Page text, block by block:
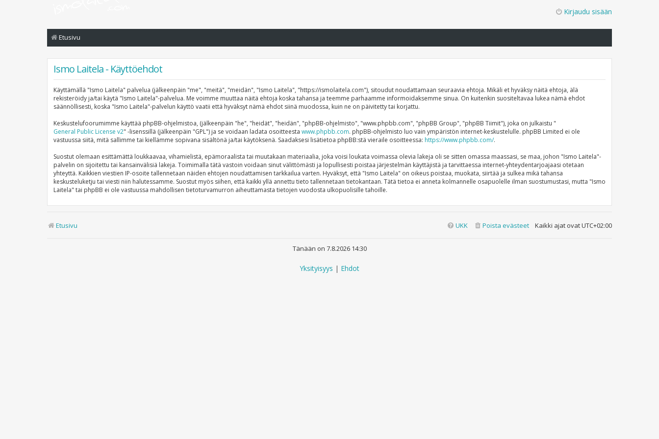
Kirjaudu sisään
Etusivu
Ismo Laitela - Käyttöehdot
Käyttämällä "Ismo Laitela" palvelua (jälkeenpäin "me", "meitä", "meidän", "Ismo Laitela", "https://ismolaitela.com"), sitoudut noudattamaan seuraavia ehtoja. Mikäli et hyväksy näitä ehtoja, älä
rekisteröidy ja/tai käytä "Ismo Laitela"-palvelua. Me voimme muuttaa näitä ehtoja koska tahansa ja teemme parhaamme informoidaksemme sinua. On kuitenkin suositeltavaa lukea nämä ehdot
säännöllisesti, koska "Ismo Laitela"-palvelun käyttö vaatii että hyväksyt nämä ehdot siinä muodossa, kuin ne on päivitetty tai korjattu.
Keskustelufoorumimme käyttää phpBB-ohjelmistoa, (jälkeenpäin "he", "heidät", "heidän", "phpBB-ohjelmisto", "www.phpbb.com", "phpBB Group", "phpBB Tiimit"), joka on julkaistu "
General Public License v2" -lisenssillä (jälkeenpäin "GPL") ja se voidaan ladata osoitteesta www.phpbb.com. phpBB-ohjelmisto luo vain ympäristön internet-keskustelulle. phpBB Limited ei ole
vastuussa siitä, mitä sallimme tai kiellämme sopivana sisältönä ja/tai käytöksenä. Saadaksesi lisätietoa phpBB:stä vieraile osoitteessa: https://www.phpbb.com/.
Suostut olemaan esittämättä loukkaavaa, vihamielistä, epämoraalista tai muutakaan materiaalia, joka voisi loukata voimassa olevia lakeja oli se sitten omassa maassasi, se maa, johon "Ismo Laitela"-
palvelin on sijoitettu tai kansainvälisiä lakeja. Toimimalla tätä vastoin voidaan sinut välittömästi ja lopullisesti poistaa järjestelmän käyttäjistä ja tarvittaessa internet-yhteydentarjoajaasi otetaan
yhteyttä. Kaikkien viestien IP-osoite tallennetaan näiden ehtojen noudattamisen tarkkailua varten. Hyväksyt, että "Ismo Laitela" on oikeus poistaa, muokata, siirtää ja sulkea mikä tahansa
keskusteluketju tai viesti niin halutessamme. Suostut myös siihen, että kaikki yllä annettu tieto tallennetaan tietokantaan. Tätä tietoa ei anneta kolmannelle osapuolelle ilman suostumustasi, mutta "Ismo
Laitela" tai phpBB ei ole vastuussa mahdollisen tietoturvamurron aiheuttamasta tietojen vuodosta ulkopuolisille tahoille.
Etusivu Kaikki ajat ovatUTC+02:00
Poista evästeet
UKK
Tänään on 7.8.2026 14:30
Yksityisyys | Ehdot